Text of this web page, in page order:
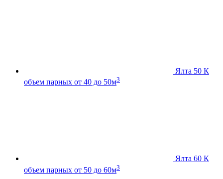
Ялта 50 К
объем парных от 40 до 50м3
Ялта 60 К
объем парных от 50 до 60м3